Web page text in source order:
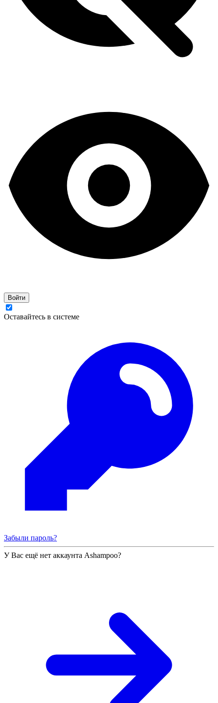
Войти
Оставайтесь в системе
Забыли пароль?
У Вас ещё нет аккаунта Ashampoo?